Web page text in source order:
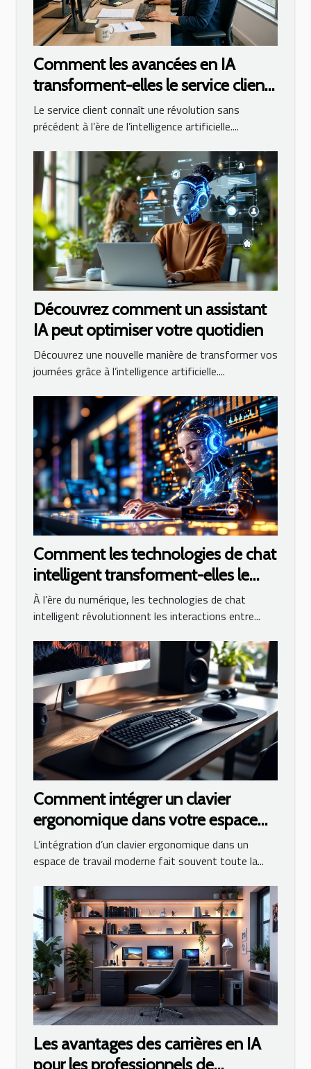
Comment les avancées en IA
transforment-elles le service client
?
Le service client connaît une révolution sans
précédent à l’ère de l’intelligence artificielle....
Découvrez comment un assistant
IA peut optimiser votre quotidien
Découvrez une nouvelle manière de transformer vos
journées grâce à l’intelligence artificielle....
Comment les technologies de chat
intelligent transforment-elles le
service client ?
À l’ère du numérique, les technologies de chat
intelligent révolutionnent les interactions entre...
Comment intégrer un clavier
ergonomique dans votre espace
de travail ?
L’intégration d’un clavier ergonomique dans un
espace de travail moderne fait souvent toute la...
Les avantages des carrières en IA
pour les professionnels de